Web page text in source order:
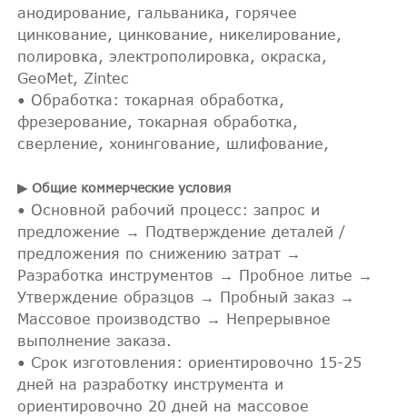
анодирование, гальваника, горячее
цинкование, цинкование, никелирование,
полировка, электрополировка, окраска,
GeoMet, Zintec
• Обработка: токарная обработка,
фрезерование, токарная обработка,
сверление, хонингование, шлифование,
▶ Общие коммерческие условия
• Основной рабочий процесс: запрос и
предложение → Подтверждение деталей /
предложения по снижению затрат →
Разработка инструментов → Пробное литье →
Утверждение образцов → Пробный заказ →
Массовое производство → Непрерывное
выполнение заказа.
• Срок изготовления: ориентировочно 15-25
дней на разработку инструмента и
ориентировочно 20 дней на массовое